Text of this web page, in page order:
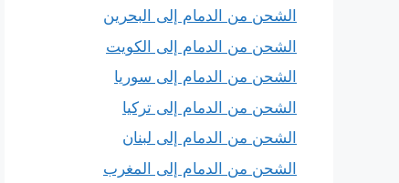
الشحن من الدمام إلى البحرين
الشحن من الدمام إلى الكويت
الشحن من الدمام إلى سوريا
الشحن من الدمام إلى تركيا
الشحن من الدمام إلى لبنان
الشحن من الدمام إلى المغرب